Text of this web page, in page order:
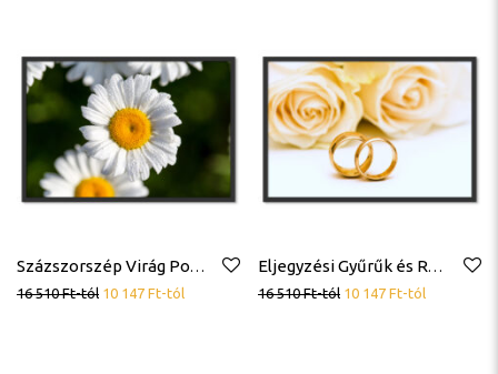
Százszorszép Virág Poszter
16 510Ft-tól 10 147 Ft-tól
Eljegyzési Gyűrűk és Rózsák Poszter
16 510Ft-tól 10 147 Ft-tól